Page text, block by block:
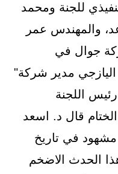
للجنة ومحمد
والمهندس عمر
جوال في
اليازجي مدير شركة"
اللجنة
قال د. اسعد
مشهود في تاريخ
الحدث الاضخم